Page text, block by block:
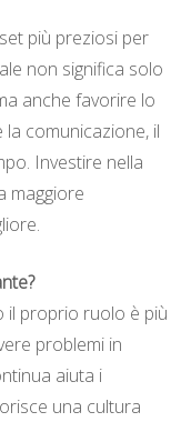
più preziosi per
non significa solo
anche favorire lo
comunicazione, il
Investire nella
maggiore
il proprio ruolo è più
problemi in
aiuta i
una cultura